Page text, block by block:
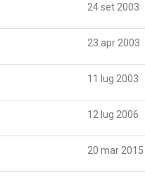
24 set 2003
23 apr 2003
11 lug 2003
12 lug 2006
20 mar 2015